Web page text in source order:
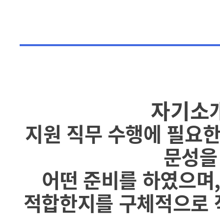
자기소
지원 직무 수행에 필요
문성
어떤 준비를 하였으
적합한지를 구체적으